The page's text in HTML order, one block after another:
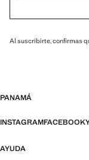
Al suscribirte, confirmas
PANAMÁ
INSTAGRAMFACEBOOK
AYUDA